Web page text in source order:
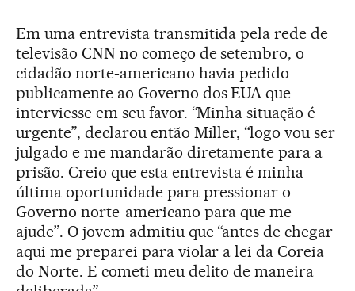
Em uma entrevista transmitida pela rede de
televisão CNN no começo de setembro, o
cidadão norte-americano havia pedido
publicamente ao Governo dos EUA que
interviesse em seu favor. “Minha situação é
urgente”, declarou então Miller, “logo vou ser
julgado e me mandarão diretamente para a
prisão. Creio que esta entrevista é minha
última oportunidade para pressionar o
Governo norte-americano para que me
ajude”. O jovem admitiu que “antes de chegar
aqui me preparei para violar a lei da Coreia
do Norte. E cometi meu delito de maneira